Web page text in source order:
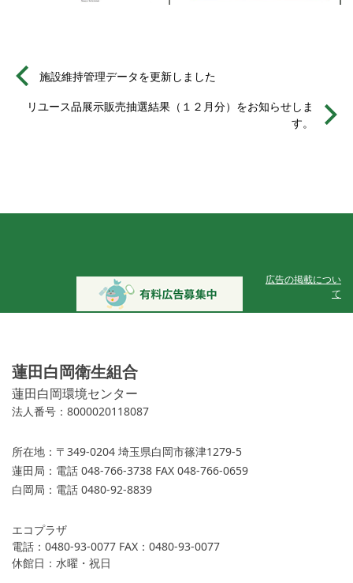
施設維持管理データを更新しました
リユース品展示販売抽選結果（１２月分）をお知らせしま
す。
広告の掲載につい
て
蓮田白岡衛生組合
蓮田白岡環境センター
法人番号：8000020118087
所在地： 〒349-0204 埼玉県白岡市篠津1279-5
蓮田局： 電話 048-766-3738 FAX 048-766-0659
白岡局： 電話 0480-92-8839
エコプラザ
電話：0480-93-0077 FAX：0480-93-0077
休館日：水曜・祝日